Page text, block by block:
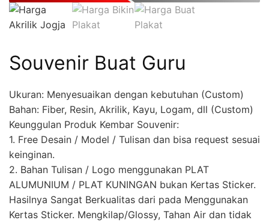
Souvenir Buat Guru
Ukuran: Menyesuaikan dengan kebutuhan (Custom)
Bahan: Fiber, Resin, Akrilik, Kayu, Logam, dll (Custom)
Keunggulan Produk Kembar Souvenir:
1. Free Desain / Model / Tulisan dan bisa request sesuai
keinginan.
2. Bahan Tulisan / Logo menggunakan PLAT
ALUMUNIUM / PLAT KUNINGAN bukan Kertas Sticker.
Hasilnya Sangat Berkualitas dari pada Menggunakan
Kertas Sticker. Mengkilap/Glossy, Tahan Air dan tidak